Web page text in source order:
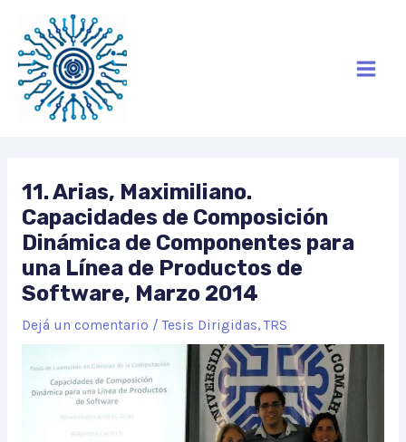
contenido
11. Arias, Maximiliano.
Capacidades de Composición
Dinámica de Componentes para
una Línea de Productos de
Software, Marzo 2014
Dejá un comentario /Tesis Dirigidas,TRS